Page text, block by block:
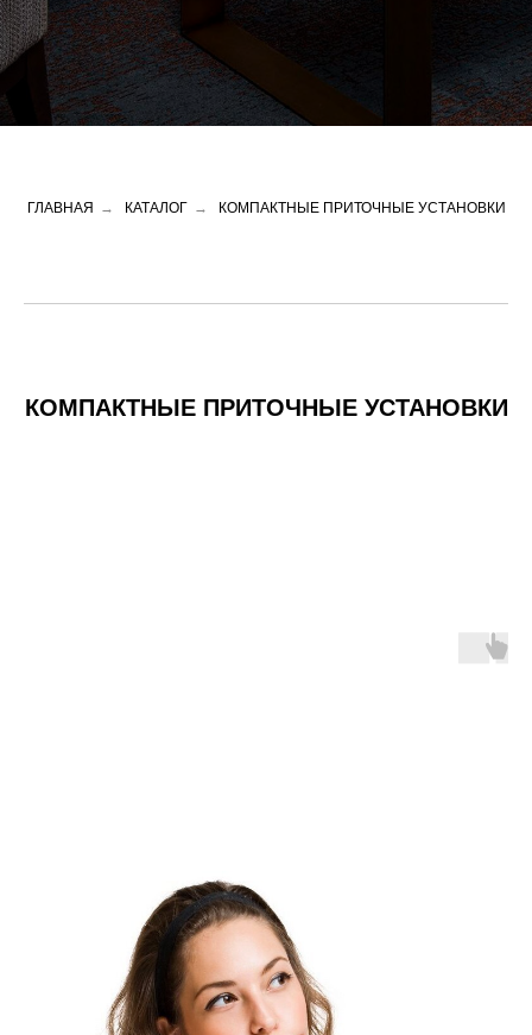
ГЛАВНАЯ → КАТАЛОГ → КОМПАКТНЫЕ ПРИТОЧНЫЕ УСТАНОВКИ
КОМПАКТНЫЕ ПРИТОЧНЫЕ УСТАНОВКИ